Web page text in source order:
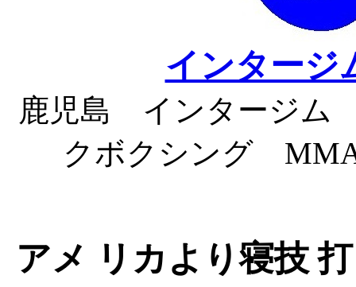
インタージ
鹿児島 インタージ
クボクシング
アメ リカより寝技